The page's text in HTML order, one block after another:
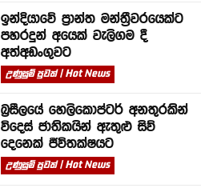
ඉන්දියාවේ ප්‍රාන්ත මන්ත්‍රීවරයෙක්ට
පහරදුන් අයෙක් වැලිගම දී
අත්අඩංගුවට
උණුසුම් පුවත් | Hot News
බ්‍රසීලයේ හෙලිකොප්ටර් අනතුරකින්
විදෙස් ජාතිකයින් ඇතුළු සිව්
දෙනෙක් ජීවිතක්ෂයට
උණුසුම් පුවත් | Hot News